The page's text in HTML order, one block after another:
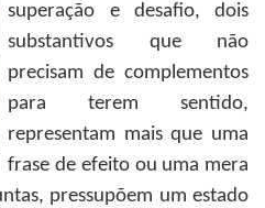
superação e desafio, dois
substantivos que não
precisam de complementos
para terem sentido,
representam mais que uma
frase de efeito ou uma mera
pressupõem um estado